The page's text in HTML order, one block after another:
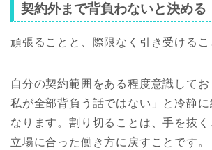
契約外まで背負わないと決める
頑張ることと、際限なく引き受けるこ
自分の契約範囲をある程度意識して
私が全部背負う話ではない」と冷静に
なります。割り切ることは、手を抜く
立場に合った働き方に戻すことです。